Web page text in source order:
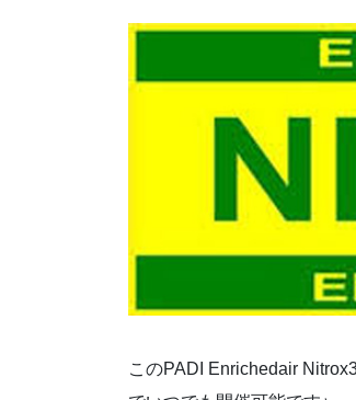
このPADI Enrichedair